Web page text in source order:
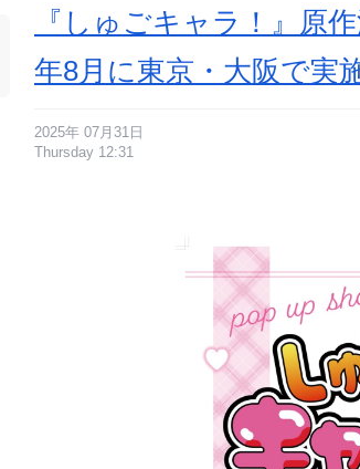
『しゅごキャラ！』原
年8月に東京・大阪で実
2025年 07月31日
Thursday 12:31